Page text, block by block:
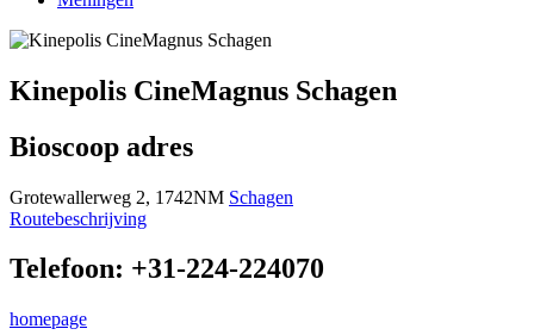
Kinepolis CineMagnus Schagen
Bioscoop adres
Grotewallerweg 2, 1742NM Schagen
Routebeschrijving
Telefoon: +31-224-224070
homepage